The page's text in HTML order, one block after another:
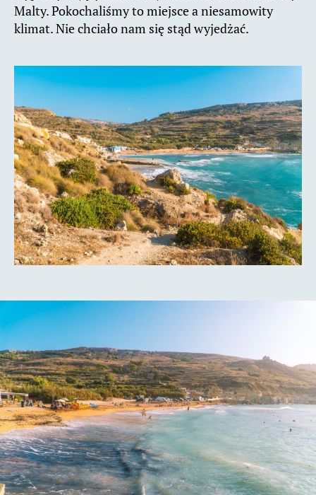
Malty. Pokochaliśmy to miejsce a niesamowity
klimat. Nie chciało nam się stąd wyjedżać.